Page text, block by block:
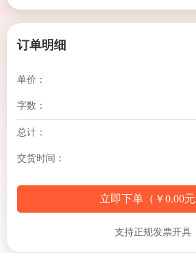
订单明细
单价：
字数：
总计：
交货时间：
立即下单（ ￥0.00元
支持正规发票开具